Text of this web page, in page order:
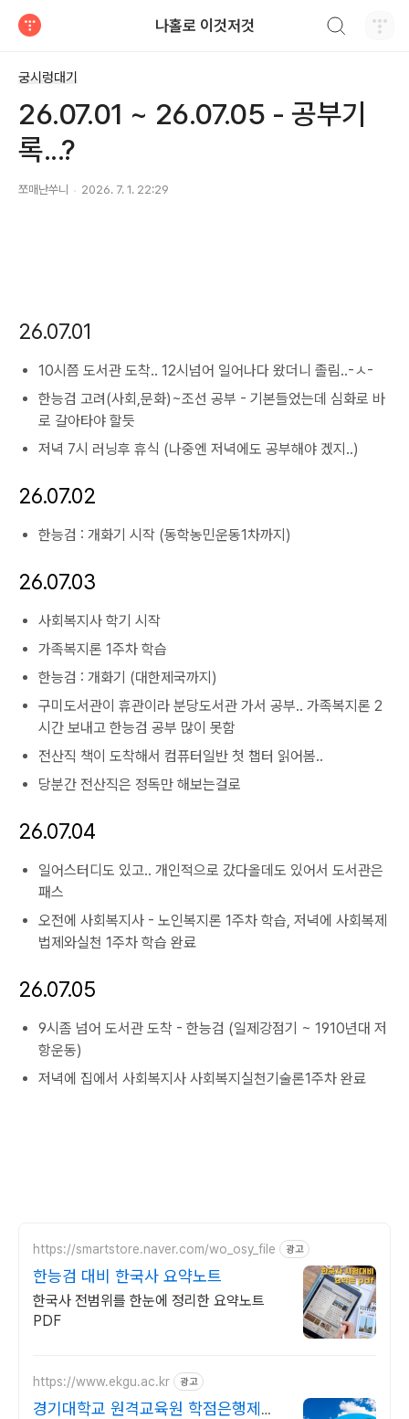
나홀로 이것저것
궁시렁대기
26.07.01 ~ 26.07.05 - 공부기
록...?
쪼매난쑤니 2026. 7. 1. 22:29
26.07.01
10시쯤 도서관 도착.. 12시넘어 일어나다 왔더니 졸림..-ㅅ-
한능검 고려(사회,문화)~조선 공부 - 기본들었는데 심화로 바
로 갈아타야 할듯
저녁 7시 러닝후 휴식 (나중엔 저녁에도 공부해야 겠지..)
26.07.02
한능검 : 개화기 시작 (동학농민운동1차까지)
26.07.03
사회복지사 학기 시작
가족복지론 1주차 학습
한능검 : 개화기 (대한제국까지)
구미도서관이 휴관이라 분당도서관 가서 공부.. 가족복지론 2
시간 보내고 한능검 공부 많이 못함
전산직 책이 도착해서 컴퓨터일반 첫 챕터 읽어봄..
당분간 전산직은 정독만 해보는걸로
26.07.04
일어스터디도 있고.. 개인적으로 갔다올데도 있어서 도서관은
패스
오전에 사회복지사 - 노인복지론 1주차 학습, 저녁에 사회복제
법제와실천 1주차 학습 완료
26.07.05
9시좀 넘어 도서관 도착 - 한능검 (일제강점기 ~ 1910년대 저
항운동)
저녁에 집에서 사회복지사 사회복지실천기술론1주차 완료
https://smartstore.naver.com/wo_osy_file 광고
한능검 대비 한국사 요약노트
한국사 전범위를 한눈에 정리한 요약노트
PDF
https://www.ekgu.ac.kr 광고
경기대학교 원격교육원 학점은행제